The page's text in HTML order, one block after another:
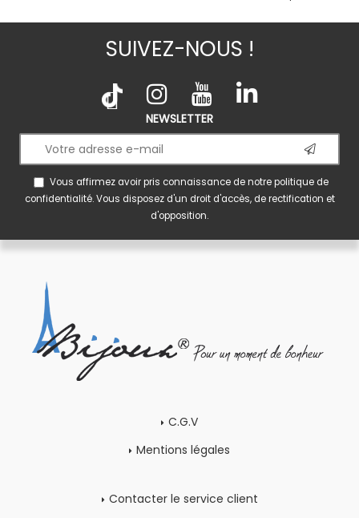
SUIVEZ-NOUS !
NEWSLETTER
Vous affirmez avoir pris connaissance de notrepolitique de
confidentialité. Vous disposez d'un droit d'accès, de rectification et
d'opposition.
C.G.V
Mentions légales
Contacter le service client